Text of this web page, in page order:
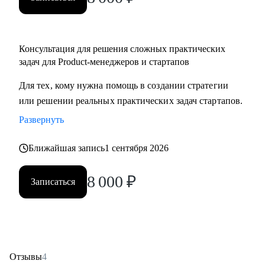
Консультация для решения сложных практических
задач для Product-менеджеров и стартапов
Для тех, кому нужна помощь в создании стратегии
или решении реальных практических задач стартапов.
Развернуть
Ближайшая запись1 сентября 2026
Записаться 8 000 ₽
Отзывы4